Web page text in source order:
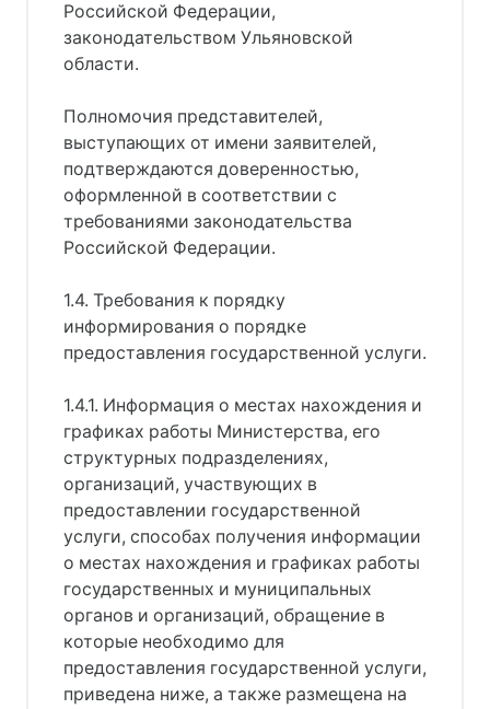
Российской Федерации,
законодательством Ульяновской
области.
Полномочия представителей,
выступающих от имени заявителей,
подтверждаются доверенностью,
оформленной в соответствии с
требованиями законодательства
Российской Федерации.
1.4. Требования к порядку
информирования о порядке
предоставления государственной услуги.
1.4.1. Информация о местах нахождения и
графиках работы Министерства, его
структурных подразделениях,
организаций, участвующих в
предоставлении государственной
услуги, способах получения информации
о местах нахождения и графиках работы
государственных и муниципальных
органов и организаций, обращение в
которые необходимо для
предоставления государственной услуги,
приведена ниже, а также размещена на